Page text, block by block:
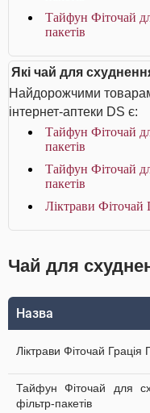
Тайфун Фіточай
пакетів
Які чай для
Найдорожчими
інтернет-аптеки DS є:
Тайфун Фіточай
пакетів
Тайфун Фіточай
пакетів
Ліктрави Фіточай
Чай для
Назва
Ліктрави Фіточай Грація
Тайфун Фіточай для
фільтр-пакетів